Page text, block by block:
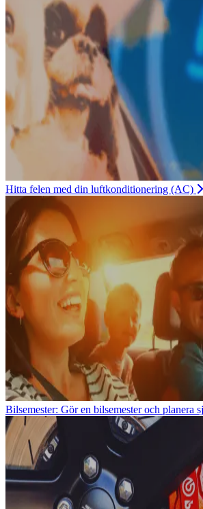
Hitta felen med din luftkonditionering (AC)
Bilsemester: Gör en bilsemester och planera